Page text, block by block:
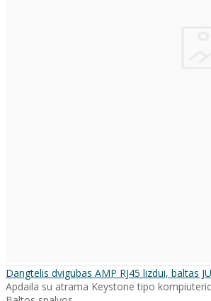
Dangtelis dvigubas AMP RJ45 lizdui, baltas
Apdaila su atrama Keystone tipo